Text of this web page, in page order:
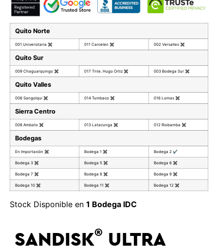
Quito Norte
001 Universitaria ✖ 011 Carcelen ✖ 002 Versalles ✖
Quito Sur
009 Chaguarquingo ✖ 017 Tnte. Hugo Ortiz ✖ 003 Bodega Sur ✖
Quito Valles
006 Sangolqui ✖ 014 Tumbaco ✖ 016 Lomas ✖
Sierra Centro
008 Ambato ✖ 013 Latacunga ✖ 012 Riobamba ✖
Bodegas
En Importación ✖ Bodega 1 ✖ Bodega 2 ✔
Bodega 3 ✖ Bodega 5 ✖ Bodega 6 ✖
Bodega 7 ✖ Bodega 8 ✖ Bodega 9 ✖
Bodega 10 ✖ Bodega 11 ✖ Bodega 12 ✖
Stock Disponible en 1 Bodega IDC
SANDISK® ULTRA